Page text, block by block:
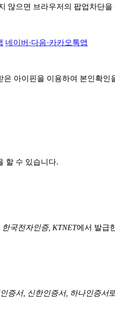
않으면 브라우저의 팝업차단
네이버·다음·카카오톡앱
은 아이핀을 이용하여 본인확인
할 수 있습니다.
국전자인증, KTNET에서 발급
증서, 신한인증서, 하나인증서